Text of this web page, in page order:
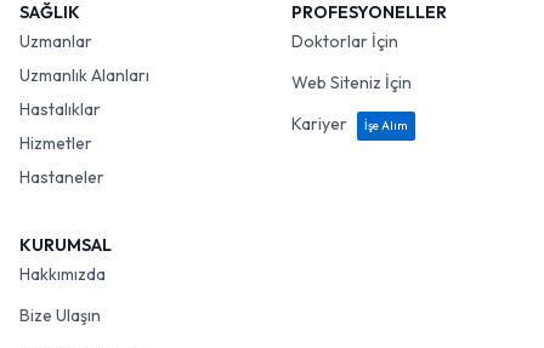
SAĞLIK
Uzmanlar
Uzmanlık Alanları
Hastalıklar
Hizmetler
Hastaneler
PROFESYONELLER
Doktorlar İçin
Web Siteniz İçin
Kariyer
İşe Alım
KURUMSAL
Hakkımızda
Bize Ulaşın